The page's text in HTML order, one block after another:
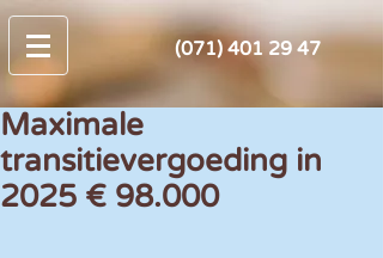
(071) 401 29 47
Maximale
transitievergoeding in
2025 € 98.000